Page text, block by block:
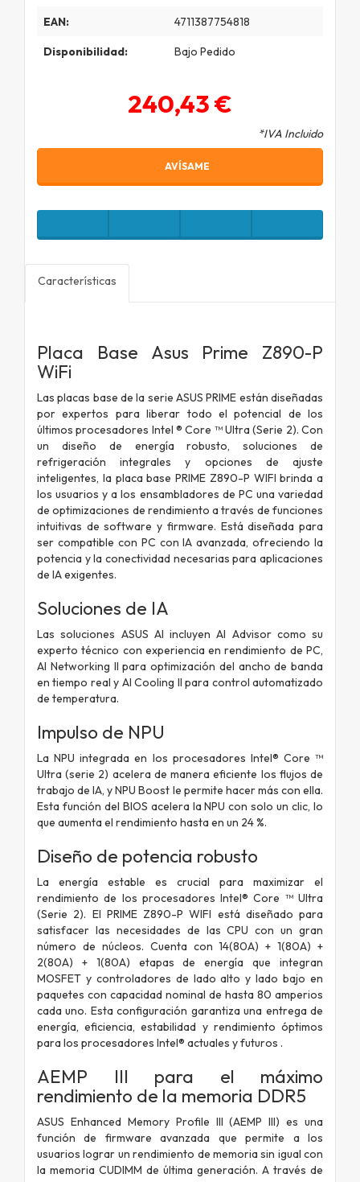
EAN: 4711387754818
Disponibilidad: Bajo Pedido
240,43 €
*IVA Incluido
AVÍSAME
Características
Placa Base Asus Prime Z890-P
WiFi
Las placas base de la serie ASUS PRIME están diseñadas
por expertos para liberar todo el potencial de los
últimos procesadores Intel ® Core ™ Ultra (Serie 2). Con
un diseño de energía robusto, soluciones de
refrigeración integrales y opciones de ajuste
inteligentes, la placa base PRIME Z890-P WIFI brinda a
los usuarios y a los ensambladores de PC una variedad
de optimizaciones de rendimiento a través de funciones
intuitivas de software y firmware. Está diseñada para
ser compatible con PC con IA avanzada, ofreciendo la
potencia y la conectividad necesarias para aplicaciones
de IA exigentes.
Soluciones de IA
Las soluciones ASUS AI incluyen AI Advisor como su
experto técnico con experiencia en rendimiento de PC,
AI Networking II para optimización del ancho de banda
en tiempo real y AI Cooling II para control automatizado
de temperatura.
Impulso de NPU
La NPU integrada en los procesadores Intel® Core ™
Ultra (serie 2) acelera de manera eficiente los flujos de
trabajo de IA, y NPU Boost le permite hacer más con ella.
Esta función del BIOS acelera la NPU con solo un clic, lo
que aumenta el rendimiento hasta en un 24 %.
Diseño de potencia robusto
La energía estable es crucial para maximizar el
rendimiento de los procesadores Intel® Core ™ Ultra
(Serie 2). El PRIME Z890-P WIFI está diseñado para
satisfacer las necesidades de las CPU con un gran
número de núcleos. Cuenta con 14(80A) + 1(80A) +
2(80A) + 1(80A) etapas de energía que integran
MOSFET y controladores de lado alto y lado bajo en
paquetes con capacidad nominal de hasta 80 amperios
cada uno. Esta configuración garantiza una entrega de
energía, eficiencia, estabilidad y rendimiento óptimos
para los procesadores Intel® actuales y futuros .
AEMP III para el máximo
rendimiento de la memoria DDR5
ASUS Enhanced Memory Profile III (AEMP III) es una
función de firmware avanzada que permite a los
usuarios lograr un rendimiento de memoria sin igual con
la memoria CUDIMM de última generación. A través de